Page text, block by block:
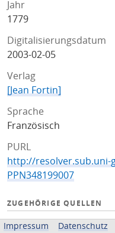
Jahr
1779
Digitalisierungsdatum
2003-02-05
Verlag
[Jean Fortin]
Sprache
Französisch
PURL
http://resolver.sub.uni-
PPN348199007
ZUGEHÖRIGE QUELLEN
OPAC
Impressum Datenschutz